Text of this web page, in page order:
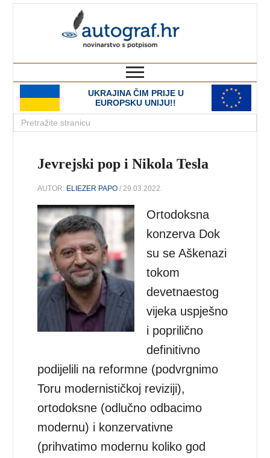
UKRAJINA ČIM PRIJE U
EUROPSKU UNIJU!!
Jevrejski pop i Nikola Tesla
AUTOR: ELIEZER PAPO / 29.03.2022.
Ortodoksna
konzerva Dok
su se Aškenazi
tokom
devetnaestog
vijeka uspješno
i poprilično
definitivno
podijelili na reformne (podvrgnimo
Toru modernističkoj reviziji),
ortodoksne (odlučno odbacimo
modernu) i konzervativne
(prihvatimo modernu koliko god